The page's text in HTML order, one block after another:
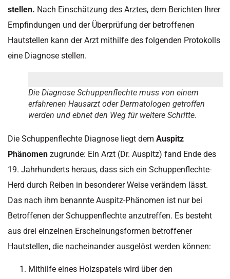
stellen. Nach Einschätzung des Arztes, dem Berichten Ihrer
Empfindungen und der Überprüfung der betroffenen
Hautstellen kann der Arzt mithilfe des folgenden Protokolls
eine Diagnose stellen.
Die Diagnose Schuppenflechte muss von einem
erfahrenen Hausarzt oder Dermatologen getroffen
werden und ebnet den Weg für weitere Schritte.
Die Schuppenflechte Diagnose liegt dem Auspitz
Phänomen zugrunde: Ein Arzt (Dr. Auspitz) fand Ende des
19. Jahrhunderts heraus, dass sich ein Schuppenflechte-
Herd durch Reiben in besonderer Weise verändern lässt.
Das nach ihm benannte Auspitz-Phänomen ist nur bei
Betroffenen der Schuppenflechte anzutreffen. Es besteht
aus drei einzelnen Erscheinungsformen betroffener
Hautstellen, die nacheinander ausgelöst werden können:
Mithilfe eines Holzspatels wird über den